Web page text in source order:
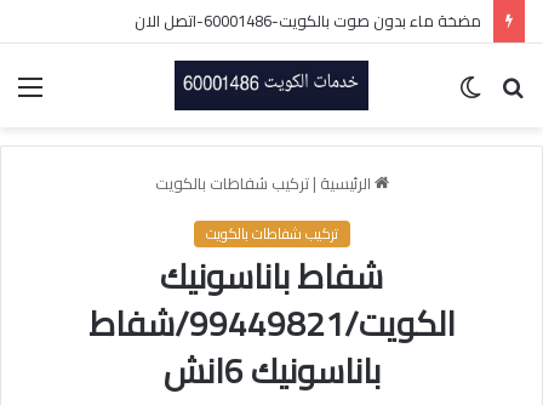
مضخة ماء بدون صوت بالكويت-60001486-اتصل الان
بحث
الرئيسية |تركيب شفاطات بالكويت
تركيب شفاطات بالكويت
شفاط باناسونيك
الكويت/99449821/شفاط
باناسونيك 6انش